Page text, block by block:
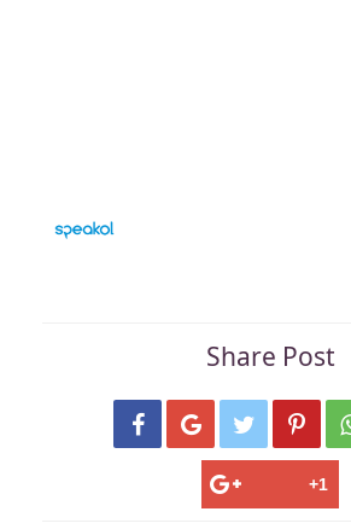
Share Post
   